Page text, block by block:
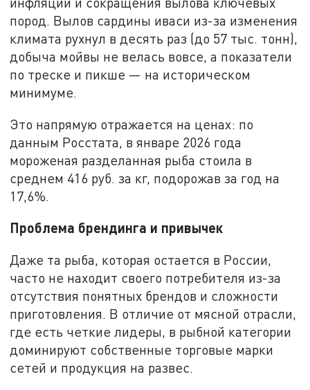
пород. Вылов сардины иваси из-за изменения
климата рухнул в десять раз (до 57 тыс. тонн),
добыча мойвы не велась вовсе, а показатели
по треске и пикше — на историческом
минимуме.
Это напрямую отражается на ценах: по
данным Росстата, в январе 2026 года
мороженая разделанная рыба стоила в
среднем 416 руб. за кг, подорожав за год на
17,6%.
Проблема брендинга и привычек
Даже та рыба, которая остается в России,
часто не находит своего потребителя из-за
отсутствия понятных брендов и сложности
приготовления. В отличие от мясной отрасли,
где есть четкие лидеры, в рыбной категории
доминируют собственные торговые марки
сетей и продукция на развес.